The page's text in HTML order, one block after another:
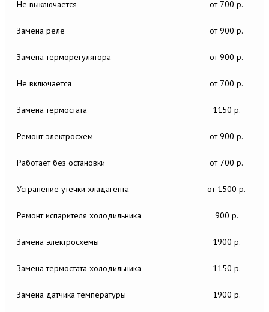
Не выключается от 700 р.
Замена реле от 900 р.
Замена терморегулятора от 900 р.
Не включается от 700 р.
Замена термостата 1150 р.
Ремонт электросхем от 900 р.
Работает без остановки от 700 р.
Устранение утечки хладагента от 1500 р.
Ремонт испарителя холодильника 900 р.
Замена электросхемы 1900 р.
Замена термостата холодильника 1150 р.
Замена датчика температуры 1900 р.